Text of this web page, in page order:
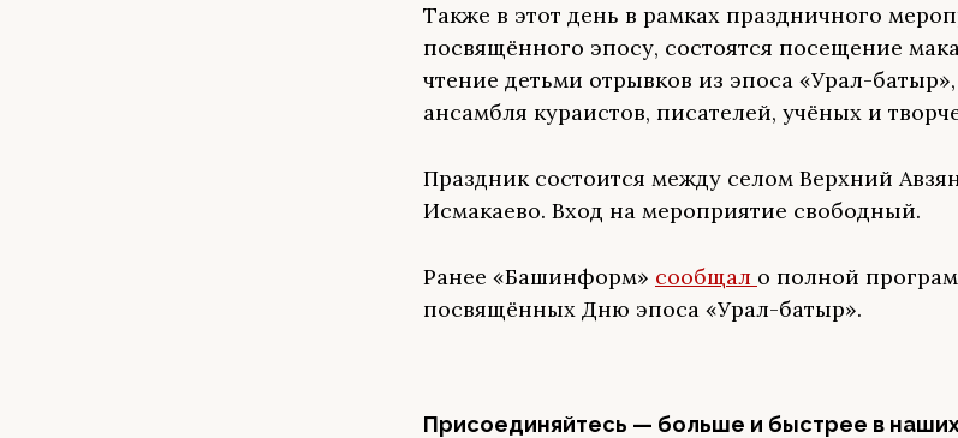
Также в этот день в рамках праздничного
посвящённого эпосу, состоятся посещение
чтение детьми отрывков из эпоса «Урал-
ансамбля кураистов, писателей, учёных и
Праздник состоится между селом Верхний
Исмакаево. Вход на мероприятие свободный.
Ранее «Башинформ» сообщал о полной
посвящённых Дню эпоса «Урал-батыр».
Присоединяйтесь — больше и быстрее в